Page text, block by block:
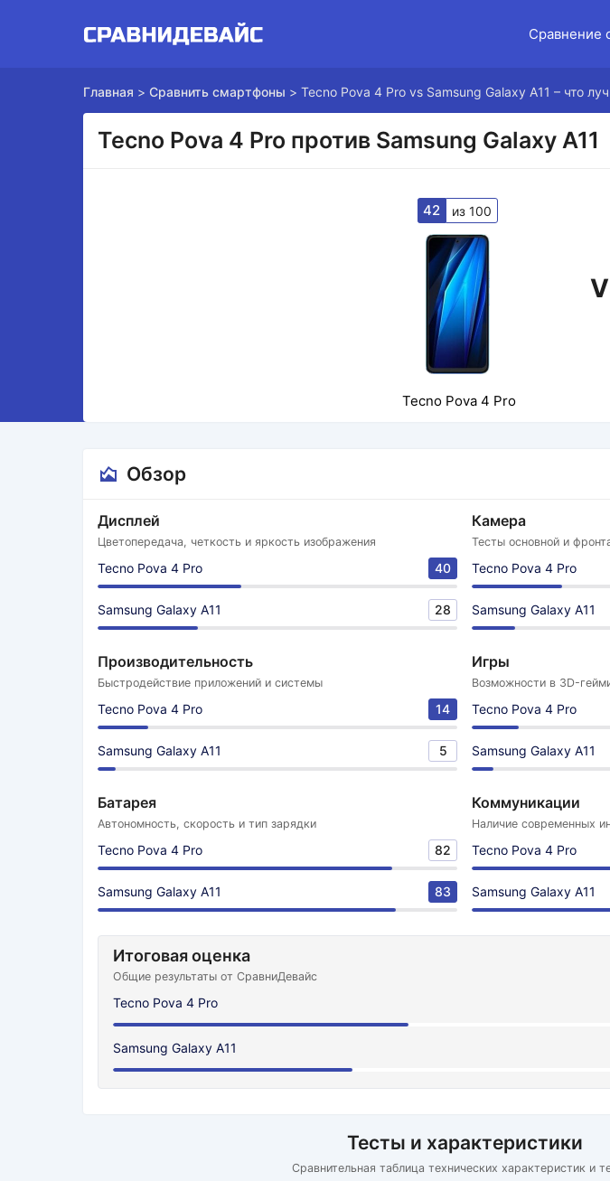
Сравнение
Главная > Сравнить смартфоны > Tecno Pova 4 Pro vs Samsung Galaxy A11 – что
Tecno Pova 4 Pro против Samsung Galaxy A11
42 из 100
Tecno Pova 4 Pro
Обзор
Дисплей
Цветопередача, четкость и яркость изображения
Tecno Pova 4 Pro 40
Samsung Galaxy A11 28
Камера
Тесты основной и
Tecno Pova 4 Pro
Samsung Galaxy A11
Производительность
Быстродействие приложений и системы
Tecno Pova 4 Pro 14
Samsung Galaxy A11 5
Игры
Возможности в 3D-
Tecno Pova 4 Pro
Samsung Galaxy A11
Батарея
Автономность, скорость и тип зарядки
Tecno Pova 4 Pro 82
Samsung Galaxy A11 83
Коммуникации
Наличие современных
Tecno Pova 4 Pro
Samsung Galaxy A11
Итоговая оценка
Общие результаты от СравниДевайс
Tecno Pova 4 Pro
Samsung Galaxy A11
Тесты и характеристики
Сравнительная таблица технических характеристик и